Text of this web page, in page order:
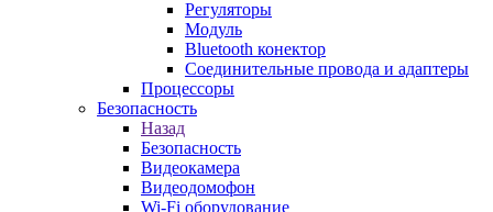
Регуляторы
Модуль
Bluetooth конектор
Соединительные провода и адаптеры
Процессоры
Безопасность
Назад
Безопасность
Видеокамера
Видеодомофон
Wi-Fi оборудование